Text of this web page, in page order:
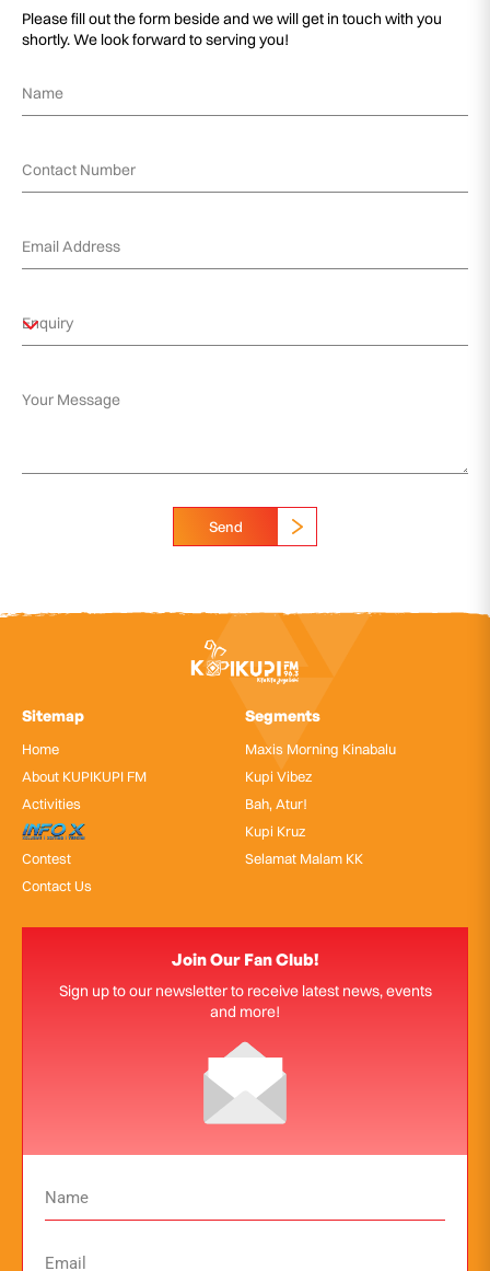
Please fill out the form beside and we will get in touch with you
shortly. We look forward to serving you!
Send
Sitemap
Home
About KUPIKUPI FM
Activities
InfoX
Contest
Contact Us
Segments
Maxis Morning Kinabalu
Kupi Vibez
Bah, Atur!
Kupi Kruz
Selamat Malam KK
Join Our Fan Club!
Sign up to our newsletter to receive latest news, events
and more!